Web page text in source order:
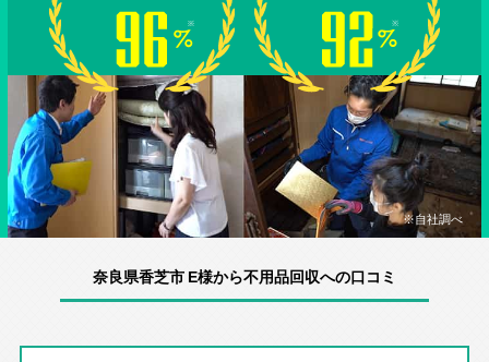
※自社調べ
奈良県香芝市 E様から不用品回収への口コミ